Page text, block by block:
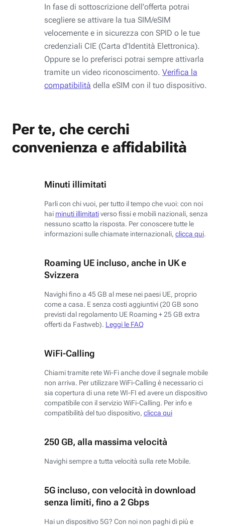
In fase di sottoscrizione dell'offerta potrai
scegliere se attivare la tua SIM/eSIM
velocemente e in sicurezza con SPID o le tue
credenziali CIE (Carta d'Identità Elettronica).
Oppure se lo preferisci potrai sempre attivarla
tramite un video riconoscimento. Verifica la
compatibilità della eSIM con il tuo dispositivo.
Per te, che cerchi
convenienza e affidabilità
Minuti illimitati
Parli con chi vuoi, per tutto il tempo che vuoi: con noi
hai minuti illimitativerso fissi e mobili nazionali, senza
nessuno scatto la risposta. Per conoscere tutte le
informazioni sulle chiamate internazionali, clicca qui.
Roaming UE incluso, anche in UK e
Svizzera
Navighi fino a 45 GB al mese nei paesi UE, proprio
come a casa. E senza costi aggiuntivi (20 GB sono
previsti dal regolamento UE Roaming + 25 GB extra
offerti da Fastweb). Leggi le FAQ
WiFi-Calling
Chiami tramite rete Wi-Fi anche dove il segnale mobile
non arriva. Per utilizzare WiFi-Calling è necessario ci
sia copertura di una rete WI-FI ed avere un dispositivo
compatibile con il servizio WiFi-Calling. Per info e
compatibilità del tuo dispositivo, clicca qui
250 GB, alla massima velocità
Navighi sempre a tutta velocità sulla rete Mobile.
5G incluso, con velocità in download
senza limiti, fino a 2 Gbps
Hai un dispositivo 5G? Con noi non paghi di più e